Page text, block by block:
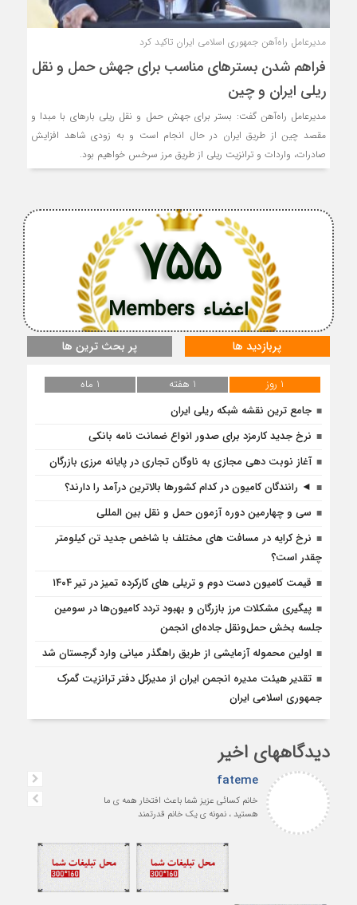
مدیرعامل راه‌آهن جمهوری اسلامی ایران تاکید کرد
فراهم شدن بسترهای مناسب برای جهش حمل و نقل
ریلی ایران و چین
مدیرعامل راه‌آهن گفت: بستر برای جهش حمل و نقل ریلی بارهای با مبدا و
مقصد چین از طریق ایران در حال انجام است و به زودی شاهد افزایش
صادرات، واردات و ترانزیت ریلی از طریق مرز سرخس خواهیم بود.
اعضاء Members
755
پربازدید ها پر بحث ترین ها
1 روز 1 هفته
1 ماه
جامع ترین نقشه شبکه ریلی ایران
نرخ جدید کارمزد برای صدور انواع ضمانت نامه بانکی
آغاز نوبت دهی مجازی به ناوگان تجاری در پایانه مرزی بازرگان
◄ رانندگان کامیون در کدام کشورها بالاترین درآمد را دارند؟
سی و چهارمین دوره آزمون حمل و نقل بین المللی
نرخ کرایه در مسافت‌ های مختلف با شاخص جدید تن کیلومتر
چقدر است؟
قیمت کامیون دست دوم و تریلی‌ های کارکرده تمیز در تیر ۱۴۰۴
پیگیری مشکلات مرز بازرگان و بهبود تردد کامیون‌ها در سومین
جلسه بخش حمل‌ونقل جاده‌ای انجمن
اولین محموله آزمایشی از طریق راهگذر میانی وارد گرجستان شد
تقدیر هیئت مدیره انجمن ایران از مدیرکل دفتر ترانزیت گمرک
جمهوری اسلامی ایران
دیدگاههای اخیر
fateme
خانم کسائی عزیز شما باعث افتخار همه ی ما
هستید ، نمونه ی یک خانم قدرتمند